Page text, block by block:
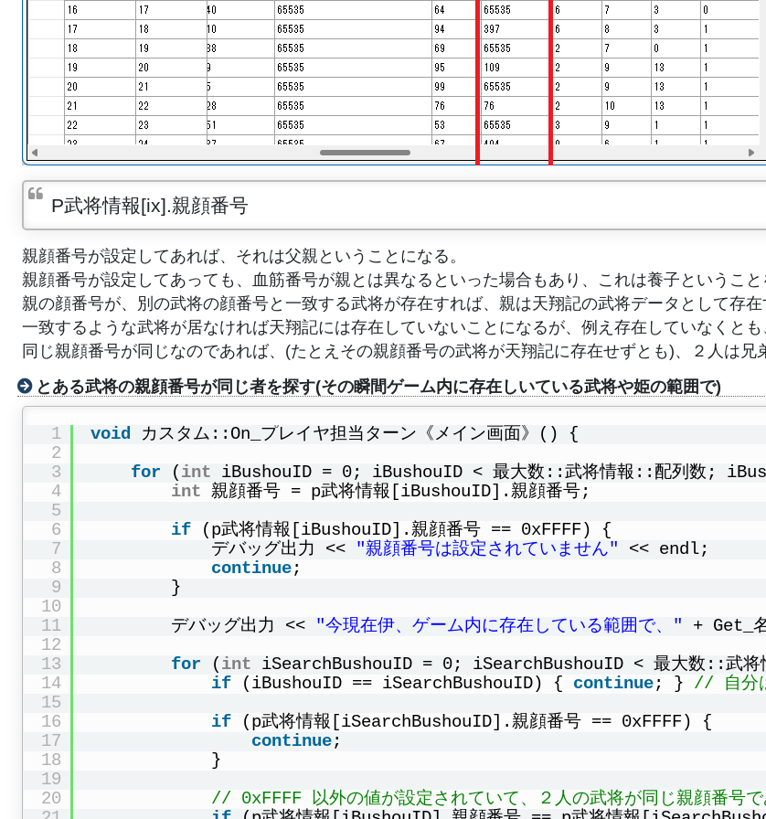
P武将情報[ix].親顔番号
親顔番号が設定してあれば、それは父親ということになる。
親顔番号が設定してあっても、血筋番号が親とは異なるといった場合もあり、これは養子というこ
親の顔番号が、別の武将の顔番号と一致する武将が存在すれば、親は天翔記の武将データとして存
一致するような武将が居なければ天翔記には存在していないことになるが、例え存在していなくとも
同じ親顔番号が同じなのであれば、(たとえその親顔番号の武将が天翔記に存在せずとも)、２人は兄
とある武将の親顔番号が同じ者を探す(その瞬間ゲーム内に存在しいている武将や姫の範囲で)
1
2
3
4
5
6
7
8
9
10
11
12
13
14
15
16
17
18
19
20
void
カスタム::On_プレイヤ担当ターン《メイン画面》() {
for
(int iBushouID = 0; iBushouID < 最大数::武将情報::配列数;
int 親顔番号 = p武将情報[iBushouID].親顔番号;
if
(p武将情報[iBushouID].親顔番号 == 0xFFFF) {
デバッグ出力 << "親顔番号は設定されていません"
<< endl;
continue;
}
デバッグ出力 << "今現在伊、ゲーム内に存在している範囲で、"
+ Get_
for
(int iSearchBushouID = 0; iSearchBushouID < 最大数::武
if
(iBushouID == iSearchBushouID) { continue; } // 自分
if
(p武将情報[iSearchBushouID].親顔番号 == 0xFFFF) {
continue;
}
// 0xFFFF 以外の値が設定されていて、２人の武将が同じ親顔番号